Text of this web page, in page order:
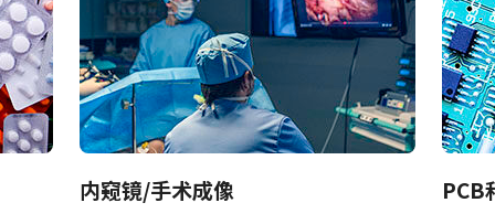
Release Notes
内窥镜/手术成像 PCB